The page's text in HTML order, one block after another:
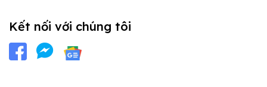
Kết nối với chúng tôi